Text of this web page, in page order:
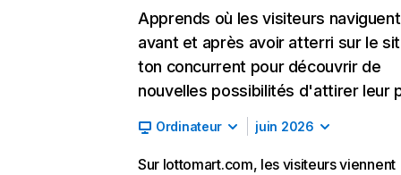
Apprends où les visiteurs naviguent
avant et après avoir atterri sur le
ton concurrent pour découvrir de
nouvelles possibilités d'attirer leur
Ordinateur juin 2026
Sur lottomart.com, les visiteurs viennent